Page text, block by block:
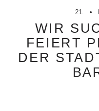
21.
WIR
FEIERT
DER